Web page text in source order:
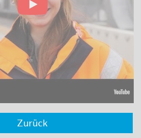
Zurück